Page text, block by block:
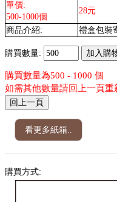
單價:
500-1000個
28元
商品介紹: 禮盒包裝
購買數量:
購買數量為500 - 1000 個
如需其他數量請回上一頁重
看更多紙箱..
購買方式: